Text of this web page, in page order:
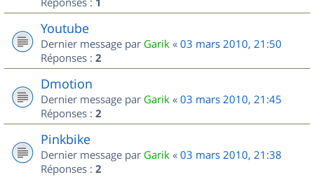
Youtube
Dernier message par Garik « 03 mars 2010, 21:50
Réponses : 2
Dmotion
Dernier message par Garik « 03 mars 2010, 21:45
Réponses : 2
Pinkbike
Dernier message par Garik « 03 mars 2010, 21:38
Réponses : 2